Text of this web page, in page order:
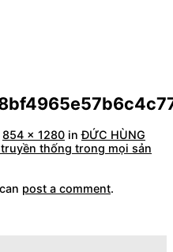
854 × 1280 inĐỨC HÙNG
thống trong mọi sản
post a comment.